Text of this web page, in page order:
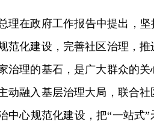
理在政府工作报告中提出，
范化建设，完善社区治理，
治理的基石，是广大群众的
动融入基层治理大局，联合
中心规范化建设，把“一站式